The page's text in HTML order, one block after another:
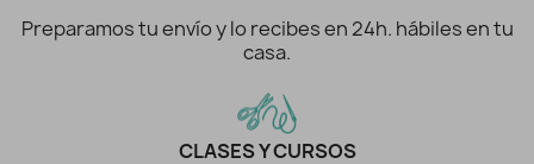
Preparamos tu envío y lo recibes en 24h. hábiles en tu
casa.
CLASES Y CURSOS